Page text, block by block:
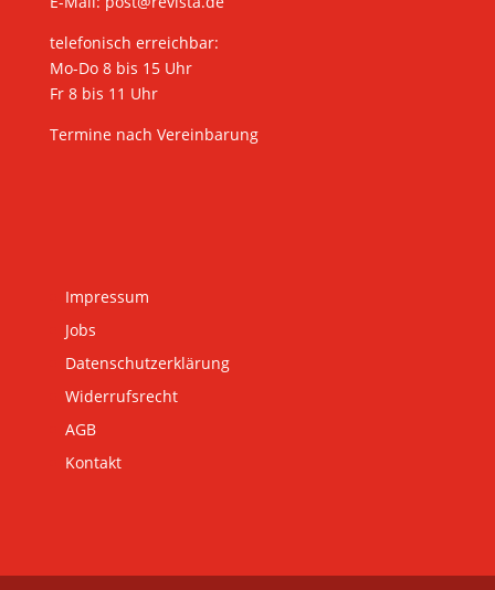
telefonisch erreichbar:
Mo-Do 8 bis 15 Uhr
Fr 8 bis 11 Uhr
Termine nach Vereinbarung
Impressum
Jobs
Datenschutzerklärung
Widerrufsrecht
AGB
Kontakt